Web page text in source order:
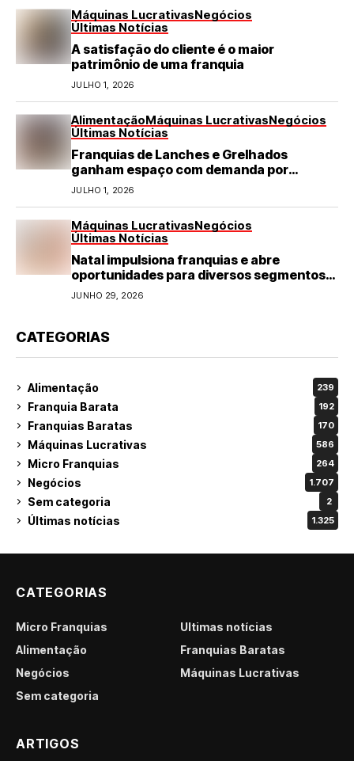
Máquinas LucrativasNegócios
Últimas Notícias
A satisfação do cliente é o maior
patrimônio de uma franquia
JULHO 1, 2026
AlimentaçãoMáquinas LucrativasNegócios
Últimas Notícias
Franquias de Lanches e Grelhados
ganham espaço com demanda por
refeições rápidas e de qualidade
JULHO 1, 2026
Máquinas LucrativasNegócios
Últimas Notícias
Natal impulsiona franquias e abre
oportunidades para diversos segmentos
do varejo
JUNHO 29, 2026
CATEGORIAS
Alimentação 239
Franquia Barata 192
Franquias Baratas 170
Máquinas Lucrativas 586
Micro Franquias 264
Negócios 1.707
Sem categoria 2
Últimas notícias 1.325
CATEGORIAS
Micro Franquias
Últimas notícias
Alimentação
Franquias Baratas
Negócios
Máquinas Lucrativas
Sem categoria
ARTIGOS